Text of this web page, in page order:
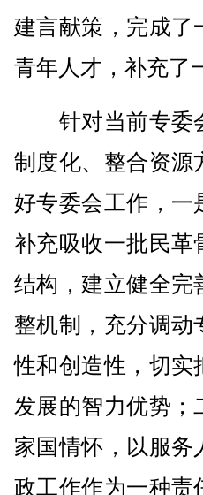
建言献策，完成了
青年人才，补充了
针对当前专委
制度化、整合资源
好专委会工作，一
补充吸收一批民革
结构，建立健全完
整机制，充分调动
性和创造性，切实
发展的智力优势；
家国情怀，以服务
政工作作为一种责